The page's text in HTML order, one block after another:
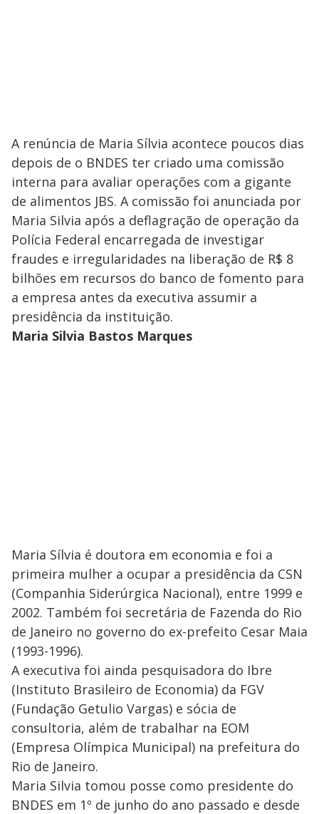
A renúncia de Maria Sílvia acontece poucos dias
depois de o BNDES ter criado uma comissão
interna para avaliar operações com a gigante
de alimentos JBS. A comissão foi anunciada por
Maria Silvia após a deflagração de operação da
Polícia Federal encarregada de investigar
fraudes e irregularidades na liberação de R$ 8
bilhões em recursos do banco de fomento para
a empresa antes da executiva assumir a
presidência da instituição.
Maria Silvia Bastos Marques
Maria Sílvia é doutora em economia e foi a
primeira mulher a ocupar a presidência da CSN
(Companhia Siderúrgica Nacional), entre 1999 e
2002. Também foi secretária de Fazenda do Rio
de Janeiro no governo do ex-prefeito Cesar Maia
(1993-1996).
A executiva foi ainda pesquisadora do Ibre
(Instituto Brasileiro de Economia) da FGV
(Fundação Getulio Vargas) e sócia de
consultoria, além de trabalhar na EOM
(Empresa Olímpica Municipal) na prefeitura do
Rio de Janeiro.
Maria Silvia tomou posse como presidente do
BNDES em 1º de junho do ano passado e desde